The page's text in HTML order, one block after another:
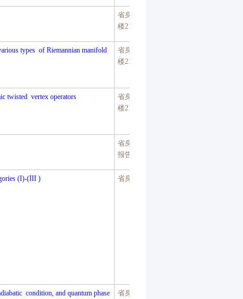
省身楼二
楼214
types of Riemannian manifold
省身楼二
楼214
twisted vertex operators
省身楼二
楼214
省身楼
报告厅
(I)-(III ) 省身楼
condition, and quantum phase
省身楼八